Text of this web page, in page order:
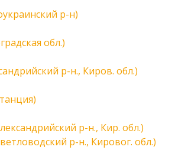
р-н)
обл.)
р-н., Киров. обл.)
р-н., Кир. обл.)
р-н., Кировог. обл.)